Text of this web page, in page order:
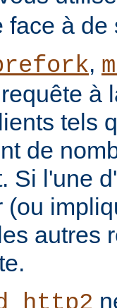
face à
,
à
tels
de
Si l'une
(ou
autres